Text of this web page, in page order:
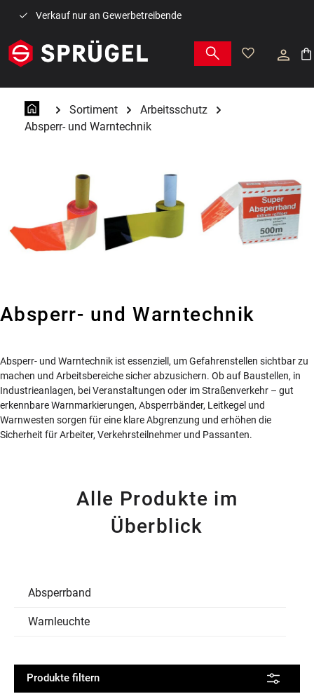
Zum Hauptinhalt springen
Verkauf nur an Gewerbetreibende
Sortiment
Arbeitsschutz
Absperr- und Warntechnik
Absperr- und Warntechnik
Absperr- und Warntechnik ist essenziell, um Gefahrenstellen sichtbar zu
machen und Arbeitsbereiche sicher abzusichern. Ob auf Baustellen, in
Industrieanlagen, bei Veranstaltungen oder im Straßenverkehr – gut
erkennbare Warnmarkierungen, Absperrbänder, Leitkegel und
Warnwesten sorgen für eine klare Abgrenzung und erhöhen die
Sicherheit für Arbeiter, Verkehrsteilnehmer und Passanten.
Alle Produkte im
Überblick
Absperrband
Warnleuchte
Produkte filtern